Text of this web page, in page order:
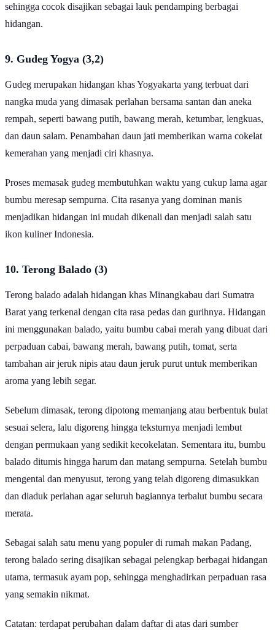
sehingga cocok disajikan sebagai lauk pendamping berbagai
hidangan.
9. Gudeg Yogya (3,2)
Gudeg merupakan hidangan khas Yogyakarta yang terbuat dari
nangka muda yang dimasak perlahan bersama santan dan aneka
rempah, seperti bawang putih, bawang merah, ketumbar, lengkuas,
dan daun salam. Penambahan daun jati memberikan warna cokelat
kemerahan yang menjadi ciri khasnya.
Proses memasak gudeg membutuhkan waktu yang cukup lama agar
bumbu meresap sempurna. Cita rasanya yang dominan manis
menjadikan hidangan ini mudah dikenali dan menjadi salah satu
ikon kuliner Indonesia.
10. Terong Balado (3)
Terong balado adalah hidangan khas Minangkabau dari Sumatra
Barat yang terkenal dengan cita rasa pedas dan gurihnya. Hidangan
ini menggunakan balado, yaitu bumbu cabai merah yang dibuat dari
perpaduan cabai, bawang merah, bawang putih, tomat, serta
tambahan air jeruk nipis atau daun jeruk purut untuk memberikan
aroma yang lebih segar.
Sebelum dimasak, terong dipotong memanjang atau berbentuk bulat
sesuai selera, lalu digoreng hingga teksturnya menjadi lembut
dengan permukaan yang sedikit kecokelatan. Sementara itu, bumbu
balado ditumis hingga harum dan matang sempurna. Setelah bumbu
mengental dan menyusut, terong yang telah digoreng dimasukkan
dan diaduk perlahan agar seluruh bagiannya terbalut bumbu secara
merata.
Sebagai salah satu menu yang populer di rumah makan Padang,
terong balado sering disajikan sebagai pelengkap berbagai hidangan
utama, termasuk ayam pop, sehingga menghadirkan perpaduan rasa
yang semakin nikmat.
Catatan: terdapat perubahan dalam daftar di atas dari sumber